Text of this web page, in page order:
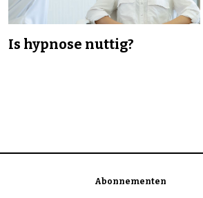
Is hypnose nuttig?
Abonnementen